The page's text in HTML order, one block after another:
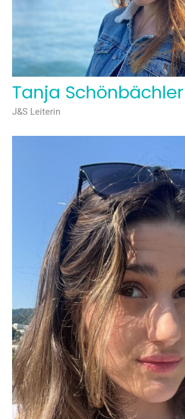
Tanja Schönbächler
J&S Leiterin